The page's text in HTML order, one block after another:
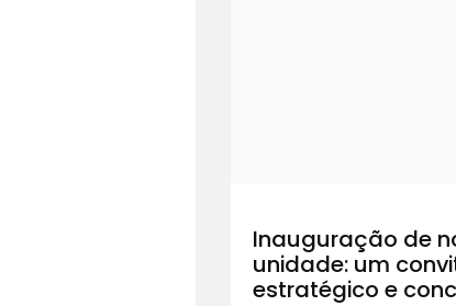
Inauguração de
unidade: um
estratégico e